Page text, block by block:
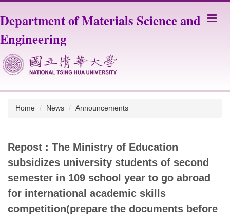
to
main
block
Department of Materials Science and
Engineering
Home News Announcements
Repost : The Ministry of Education
subsidizes university students of second
semester in 109 school year to go abroad
for international academic skills
competition(prepare the documents before